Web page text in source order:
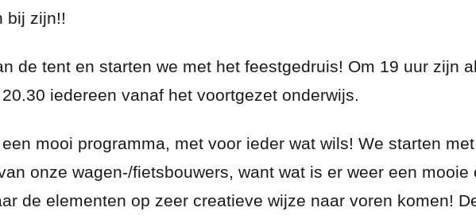
bij zijn!!
de tent en starten we met het feestgedruis! Om 19 uur zijn
iedereen vanaf het voortgezet onderwijs.
mooi programma, met voor ieder wat wils! We starten
onze wagen-/fietsbouwers, want wat is er weer een
de elementen op zeer creatieve wijze naar voren komen!